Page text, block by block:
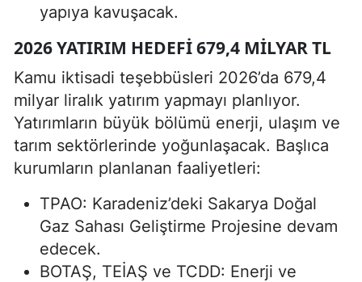
yapıya kavuşacak.
2026 YATIRIM HEDEFI 679,4 MILYAR TL
Kamu iktisadi teşebbüsleri 2026’da 679,4
milyar liralık yatırım yapmayı planlıyor.
Yatırımların büyük bölümü enerji, ulaşım ve
tarım sektörlerinde yoğunlaşacak. Başlıca
kurumların planlanan faaliyetleri:
TPAO: Karadeniz’deki Sakarya Doğal
Gaz Sahası Geliştirme Projesine devam
edecek.
BOTAŞ, TEİAŞ ve TCDD: Enerji ve